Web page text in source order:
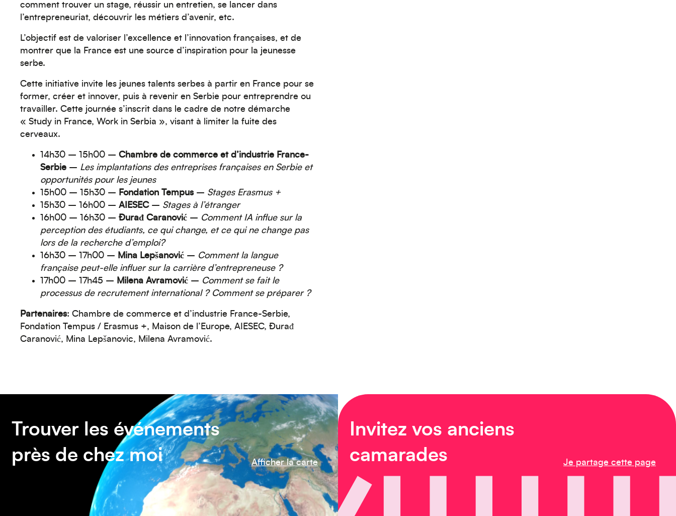
comment trouver un stage, réussir un entretien, se lancer dans
l’entrepreneuriat, découvrir les métiers d’avenir, etc.
L’objectif est de valoriser l’excellence et l’innovation françaises, et de
montrer que la France est une source d’inspiration pour la jeunesse
serbe.
Cette initiative invite les jeunes talents serbes à partir en France pour se
former, créer et innover, puis à revenir en Serbie pour entreprendre ou
travailler. Cette journée s’inscrit dans le cadre de notre démarche
« Study in France, Work in Serbia », visant à limiter la fuite des
cerveaux.
14h30 – 15h00 – Chambre de commerce et d’industrie France-
Serbie – Les implantations des entreprises françaises en Serbie et
opportunités pour les jeunes
15h00 – 15h30 – Fondation Tempus – Stages Erasmus +
15h30 – 16h00 – AIESEC – Stages à l’étranger
16h00 – 16h30 – Ðurađ Caranović – Comment IA influe sur la
perception des étudiants, ce qui change, et ce qui ne change pas
lors de la recherche d’emploi?
16h30 – 17h00 – Mina Lepšanović – Comment la langue
française peut-elle influer sur la carrière d’entrepreneuse ?
17h00 – 17h45 – Milena Avramović – Comment se fait le
processus de recrutement international ? Comment se préparer ?
Partenaires: Chambre de commerce et d’industrie France-Serbie,
Fondation Tempus / Erasmus +, Maison de l’Europe, AIESEC, Ðurađ
Caranović, Mina Lepšanovic, Milena Avramović.
Trouver les événements
près de chez moi
Afficher la carte
Invitez vos anciens
camarades
Je partage cette page